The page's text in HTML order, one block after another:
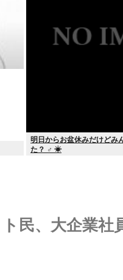
明日からお盆休みだけどみ
た？ ‍♂ ☀
民、大企業